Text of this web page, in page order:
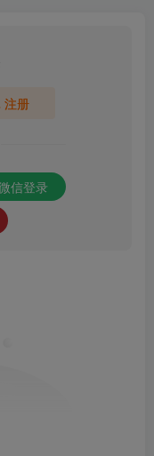
注册
信登录